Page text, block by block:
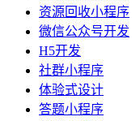
资源回收小程序
微信公众号开发
H5开发
社群小程序
体验式设计
答题小程序